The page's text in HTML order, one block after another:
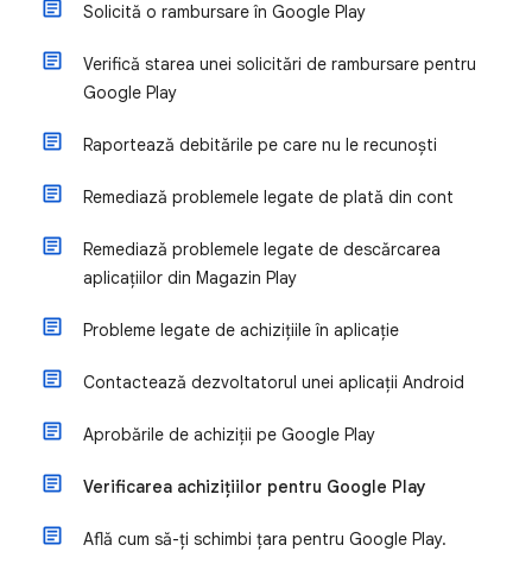
Solicită o rambursare în Google Play
Verifică starea unei solicitări de rambursare pentru
Google Play
Raportează debitările pe care nu le recunoști
Remediază problemele legate de plată din cont
Remediază problemele legate de descărcarea
aplicațiilor din Magazin Play
Probleme legate de achizițiile în aplicație
Contactează dezvoltatorul unei aplicații Android
Aprobările de achiziții pe Google Play
Verificarea achizițiilor pentru Google Play
Află cum să-ți schimbi țara pentru Google Play.